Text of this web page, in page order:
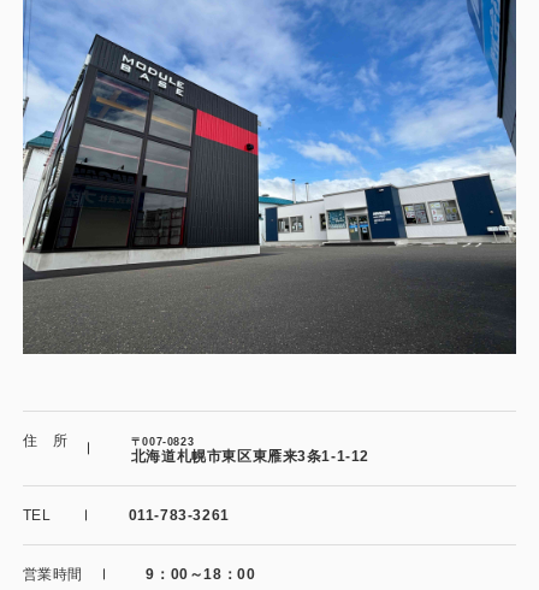
用途から探す
事務所・作業場
倉庫・工場
店舗
ガレージ・物置
勉強部屋・子供部屋
休憩室・喫煙室
製品特長と納入までの流れ
あなたにナガワがお薦めの理由
Webカタログ
会社概要
よくあるご質問
お問い合わせ
住 所 〒007-0823
北海道札幌市東区東雁来3条1-1-12
TEL 011-783-3261
営業時間 9：00～18：00